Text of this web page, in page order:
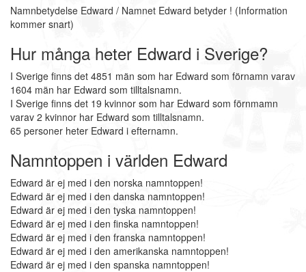
Namnbetydelse Edward / Namnet Edward betyder ! (Information
kommer snart)
Hur många heter Edward i Sverige?
I Sverige finns det 4851 män som har Edward som förnamn varav
1604 män har Edward som tilltalsnamn.
I Sverige finns det 19 kvinnor som har Edward som förnmamn
varav 2 kvinnor har Edward som tilltalsnamn.
65 personer heter Edward i efternamn.
Namntoppen i världen Edward
Edward är ej med i den norska namntoppen!
Edward är ej med i den danska namntoppen!
Edward är ej med i den tyska namntoppen!
Edward är ej med i den finska namntoppen!
Edward är ej med i den franska namntoppen!
Edward är ej med i den amerikanska namntoppen!
Edward är ej med i den spanska namntoppen!